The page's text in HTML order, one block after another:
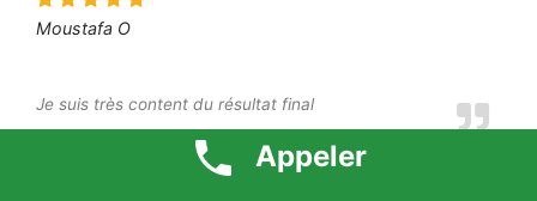
Moustafa O
Je suis très content du résultat final
Appeler